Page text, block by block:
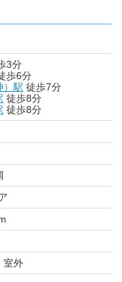
3分
歩6分
）駅 徒歩7分
徒歩8分
徒歩8分
室外